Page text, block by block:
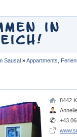
Sausal »Appartments,
8442
+43